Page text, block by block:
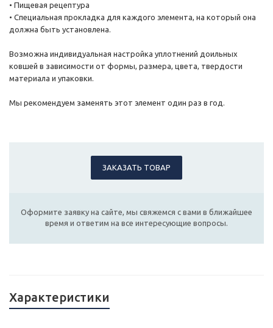
• Пищевая рецептура
• Специальная прокладка для каждого элемента, на который она
должна быть установлена.
Возможна индивидуальная настройка уплотнений доильных
ковшей в зависимости от формы, размера, цвета, твердости
материала и упаковки.
Мы рекомендуем заменять этот элемент один раз в год.
ЗАКАЗАТЬ ТОВАР
Оформите заявку на сайте, мы свяжемся с вами в ближайшее
время и ответим на все интересующие вопросы.
Характеристики